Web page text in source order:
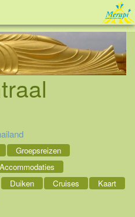
Tel: 088 - 81 11 999
Groepsreizen
Accommodaties
Duiken Cruises
Kaart